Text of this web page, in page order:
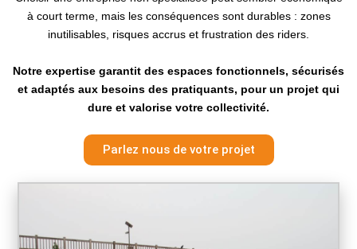
à court terme, mais les conséquences sont durables : zones
inutilisables, risques accrus et frustration des riders.
Notre expertise garantit des espaces fonctionnels, sécurisés
et adaptés aux besoins des pratiquants, pour un projet qui
dure et valorise votre collectivité.
Parlez nous de votre projet